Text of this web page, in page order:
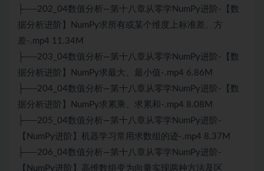
├──202_04数值分析—第十八章从零学NumPy进阶-【数
据分析进阶】NumPy求所有或某个维度上标准差、方
差-.mp4 11.34M
├──203_04数值分析—第十八章从零学NumPy进阶-【数
据分析进阶】NumPy求最大、最小值-.mp4 6.86M
├──204_04数值分析—第十八章从零学NumPy进阶-【数
据分析进阶】NumPy求累乘、求累和-.mp4 8.08M
├──205_04数值分析—第十八章从零学NumPy进阶-
【NumPy进阶】机器学习常用求数组的迹-.mp4 8.37M
├──206_04数值分析—第十八章从零学NumPy进阶-
【NumPy进阶】高维数组变为向量实现两种方法及区